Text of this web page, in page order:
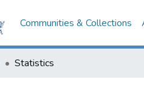
Communities & Collections
Statistics